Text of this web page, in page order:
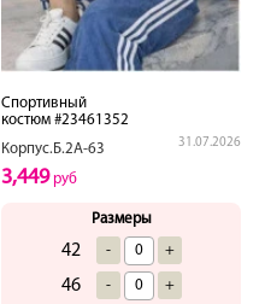
Спортивный
костюм #23461352
Корпус.Б.2А-63
31.07.2026
3,449руб
Размеры
42 - +
46 - +